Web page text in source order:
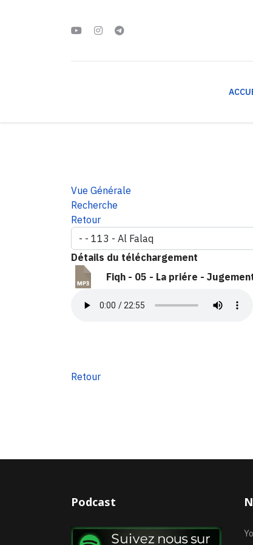
Vue Générale
Recherche
Retour
Détails du téléchargement
Fiqh - 05 - La priére -
Retour
Podcast